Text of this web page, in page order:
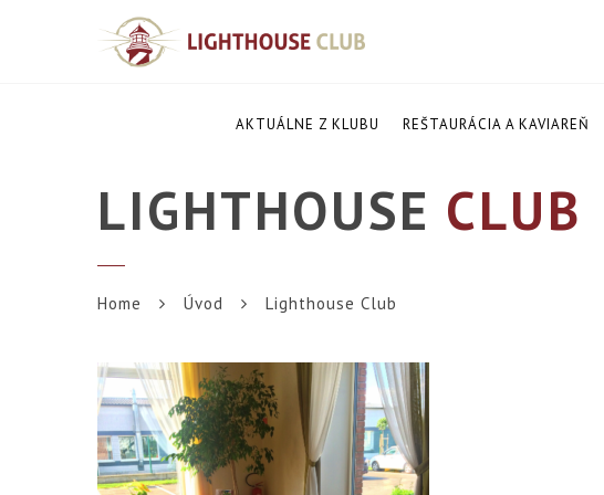
AKTUÁLNE Z KLUBU REŠTAURÁCIA A KAVIAREŇ
LIGHTHOUSE CLUB
Home Úvod Lighthouse Club